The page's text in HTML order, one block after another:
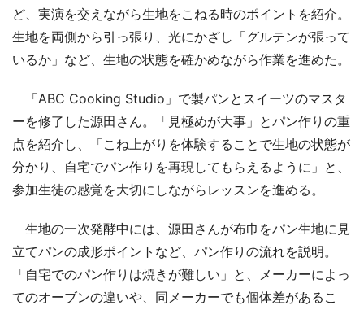
ど、実演を交えながら生地をこねる時のポイントを紹介。
生地を両側から引っ張り、光にかざし「グルテンが張って
いるか」など、生地の状態を確かめながら作業を進めた。
「ABC Cooking Studio」で製パンとスイーツのマスタ
ーを修了した源田さん。「見極めが大事」とパン作りの重
点を紹介し、「こね上がりを体験することで生地の状態が
分かり、自宅でパン作りを再現してもらえるように」と、
参加生徒の感覚を大切にしながらレッスンを進める。
生地の一次発酵中には、源田さんが布巾をパン生地に見
立てパンの成形ポイントなど、パン作りの流れを説明。
「自宅でのパン作りは焼きが難しい」と、メーカーによっ
てのオーブンの違いや、同メーカーでも個体差があるこ